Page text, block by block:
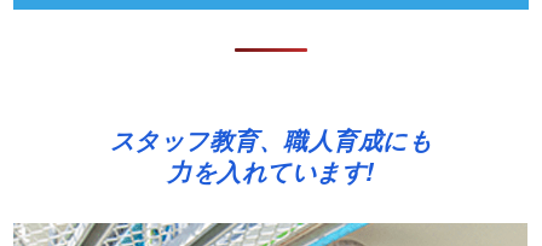
スタッフ教育、職人育成にも
力を入れています!